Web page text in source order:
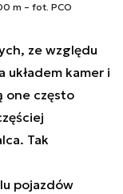
m – fot. PCO
ze względu
układem kamer i
one często
Tak
pojazdów